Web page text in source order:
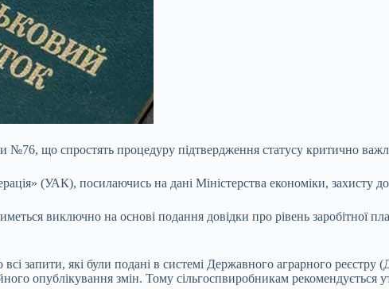
№76, що спростять процедуру підтвердження статусу критично
(УАК), посилаючись на дані Міністерства економіки, захисту
виключно на основі подання довідки про рівень заробітної
запити, які були подані в системі Державного аграрного
опублікування змін. Тому сільгоспвиробникам